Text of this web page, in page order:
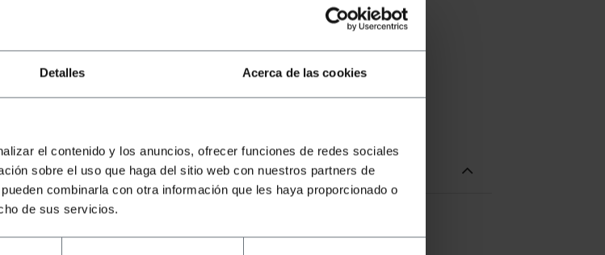
Detalles Acerca de las cookies
el contenido y los anuncios, ofrecer funciones de redes sociales
sobre el uso que haga del sitio web con nuestros partners de
combinarla con otra información que les haya proporcionado o
de sus servicios.
140 mm.
11.0 x 14.0 x 15.0 cm